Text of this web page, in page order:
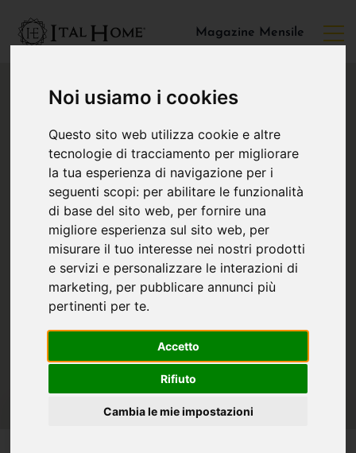
Noi usiamo i cookies
Questo sito web utilizza cookie e altre
tecnologie di tracciamento per migliorare
la tua esperienza di navigazione per i
seguenti scopi: per abilitare le funzionalità
di base del sito web, per fornire una
migliore esperienza sul sito web, per
misurare il tuo interesse nei nostri prodotti
e servizi e personalizzare le interazioni di
marketing, per pubblicare annunci più
pertinenti per te.
Accetto
Rifiuto
Cambia le mie impostazioni
Magazine Mensile